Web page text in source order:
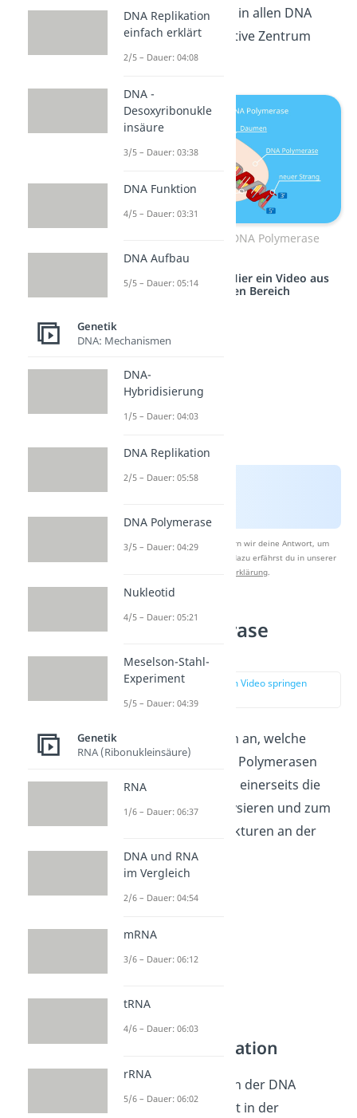
Handflächenbereich in allen DNA
Polymerasen das aktive Zentrum
vorfinden.
Handstruktur der DNA Polymerase
Studyflix vernetzt: Hier ein Video aus
einem anderen Bereich
Nach Beantwortung speichern wir deine Antwort, um
Studyflix zu verbessern. Mehr dazu erfährst du in unserer
Datenschutzerklärung.
DNA Polymerase
Funktion
zur Stelle im Video springen
Schauen wir uns nun an, welche
Funktionendie DNA Polymerasen
besitzen. Sie können einerseits die
DNA Synthese katalysieren und zum
anderen auch Korrekturen an der
DNA vornehmen.
DNA Polymerisation
Die zentrale Funktion der DNA
Polymerasen besteht in der
DNA Replikation
einfach erklärt
2/5 – Dauer: 04:08
DNA -
Desoxyribonukle
insäure
3/5 – Dauer: 03:38
DNA Funktion
4/5 – Dauer: 03:31
DNA Aufbau
5/5 – Dauer: 05:14
Genetik
DNA: Mechanismen
DNA-
Hybridisierung
1/5 – Dauer: 04:03
DNA Replikation
2/5 – Dauer: 05:58
DNA Polymerase
3/5 – Dauer: 04:29
Nukleotid
4/5 – Dauer: 05:21
Meselson-Stahl-
Experiment
5/5 – Dauer: 04:39
Genetik
RNA (Ribonukleinsäure)
RNA
1/6 – Dauer: 06:37
DNA und RNA
im Vergleich
2/6 – Dauer: 04:54
mRNA
3/6 – Dauer: 06:12
tRNA
4/6 – Dauer: 06:03
rRNA
5/6 – Dauer: 06:02